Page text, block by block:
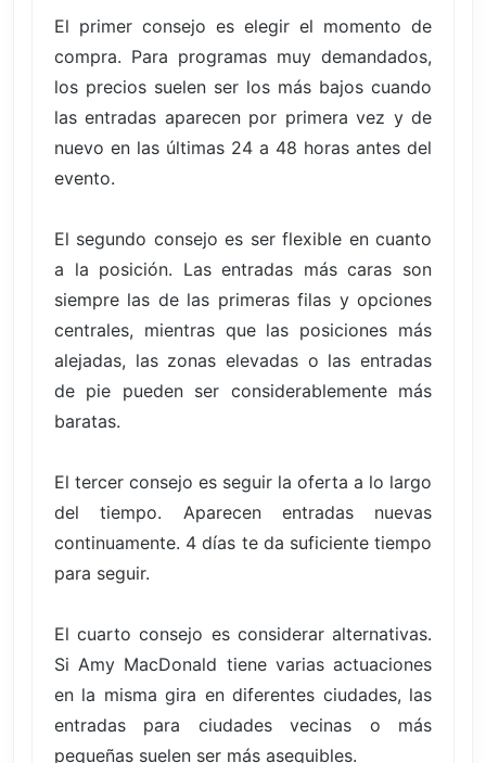
El primer consejo es elegir el momento de
compra. Para programas muy demandados,
los precios suelen ser los más bajos cuando
las entradas aparecen por primera vez y de
nuevo en las últimas 24 a 48 horas antes del
evento.
El segundo consejo es ser flexible en cuanto
a la posición. Las entradas más caras son
siempre las de las primeras filas y opciones
centrales, mientras que las posiciones más
alejadas, las zonas elevadas o las entradas
de pie pueden ser considerablemente más
baratas.
El tercer consejo es seguir la oferta a lo largo
del tiempo. Aparecen entradas nuevas
continuamente. 4 días te da suficiente tiempo
para seguir.
El cuarto consejo es considerar alternativas.
Si Amy MacDonald tiene varias actuaciones
en la misma gira en diferentes ciudades, las
entradas para ciudades vecinas o más
pequeñas suelen ser más asequibles.